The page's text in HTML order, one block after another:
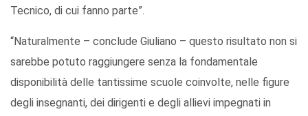
Tecnico, di cui fanno parte”.
“Naturalmente – conclude Giuliano – questo risultato non si
sarebbe potuto raggiungere senza la fondamentale
disponibilità delle tantissime scuole coinvolte, nelle figure
degli insegnanti, dei dirigenti e degli allievi impegnati in